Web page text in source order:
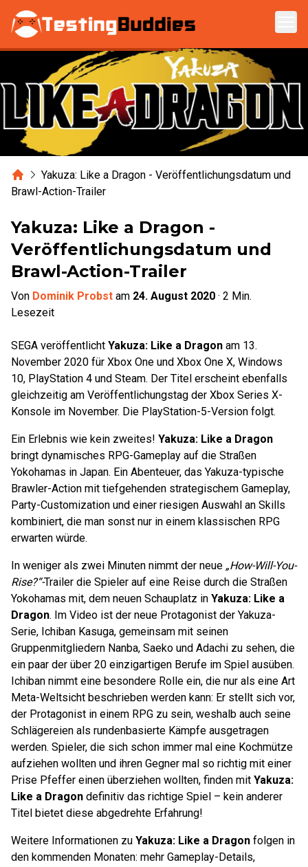
Zum Hauptinhalt springen
HomeYakuza: Like a Dragon - Veröffentlichungsdatum und
Brawl-Action-Trailer
Yakuza: Like a Dragon -
Veröffentlichungsdatum und
Brawl-Action-Trailer
Von Dominik Probst am 24. August 2020 · 2 Min.
Lesezeit
SEGA veröffentlicht Yakuza: Like a Dragon am 13.
November 2020 für Xbox One und Xbox One X, Windows
10, PlayStation 4 und Steam. Der Titel erscheint ebenfalls
gleichzeitig am Veröffentlichungstag der Xbox Series X-
Konsole im November. Die PlayStation-5-Version folgt.
Ein Erlebnis wie kein zweites! Yakuza: Like a Dragon
bringt dynamisches RPG-Gameplay auf die Straßen
Yokohamas in Japan. Ein Abenteuer, das Yakuza-typische
Brawler-Action mit tiefgehenden strategischem Gameplay,
Party-Customization und einer riesigen Auswahl an Skills
kombiniert, die man sonst nur in einem klassischen RPG
erwarten würde.
In weniger als zwei Minuten nimmt der neue „How-Will-You-
Rise?“-Trailer die Spieler auf eine Reise durch die Straßen
Yokohamas mit, dem neuen Schauplatz in Yakuza: Like a
Dragon. Im Video ist der neue Protagonist der Yakuza-
Serie, Ichiban Kasuga, gemeinsam mit seinen
Gruppenmitgliedern Nanba, Saeko und Adachi zu sehen, die
ein paar der über 20 einzigartigen Berufe im Spiel ausüben.
Ichiban nimmt eine besondere Rolle ein, die nur als eine Art
Meta-Weltsicht beschrieben werden kann: Er stellt sich vor,
der Protagonist in einem RPG zu sein, weshalb auch seine
Schlägereien als rundenbasierte Kämpfe ausgetragen
werden. Spieler, die sich schon immer mal eine Kochmütze
aufziehen wollten und ihren Gegner mal so richtig mit einer
Prise Pfeffer einen überziehen wollten, finden mit Yakuza:
Like a Dragon definitiv das richtige Spiel – kein anderer
Titel bietet diese abgedrehte Erfahrung!
Weitere Informationen zu Yakuza: Like a Dragon folgen in
den kommenden Monaten: mehr Gameplay-Details,